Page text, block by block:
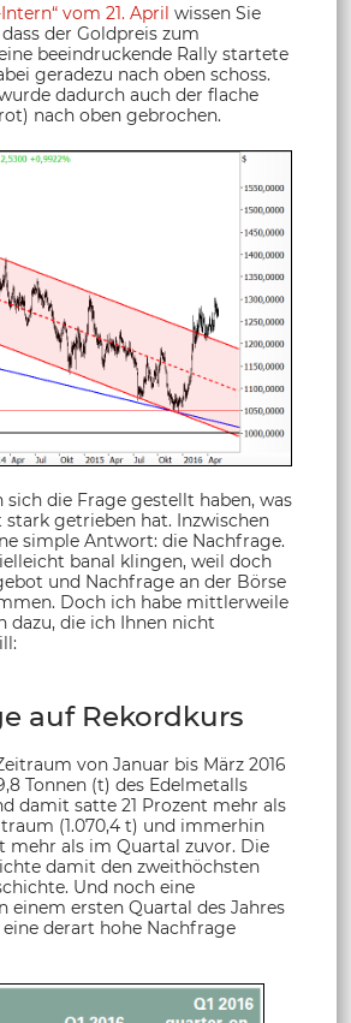
vom 21. April wissen Sie
der Goldpreis zum
beeindruckende Rally startete
geradezu nach oben schoss.
dadurch auch der flache
nach oben gebrochen.
sich die Frage gestellt haben, was
stark getrieben hat. Inzwischen
simple Antwort: die Nachfrage.
banal klingen, weil doch
und Nachfrage an der Börse
Doch ich habe mittlerweile
dazu, die ich Ihnen nicht
auf Rekordkurs
von Januar bis März 2016
Tonnen (t) des Edelmetalls
damit satte 21 Prozent mehr als
(1.070,4 t) und immerhin
mehr als im Quartal zuvor. Die
damit den zweithöchsten
Und noch eine
einem ersten Quartal des Jahres
derart hohe Nachfrage